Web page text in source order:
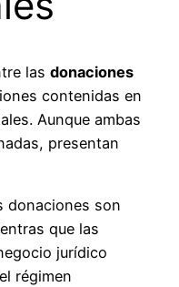
las donaciones
contenidas en
Aunque ambas
presentan
donaciones son
que las
jurídico
régimen